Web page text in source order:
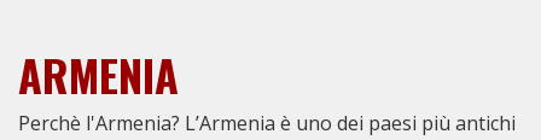
ARMENIA
Perchè l'Armenia? L’Armenia è uno dei paesi più antichi